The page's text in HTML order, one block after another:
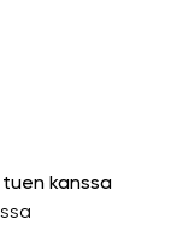
kanssa